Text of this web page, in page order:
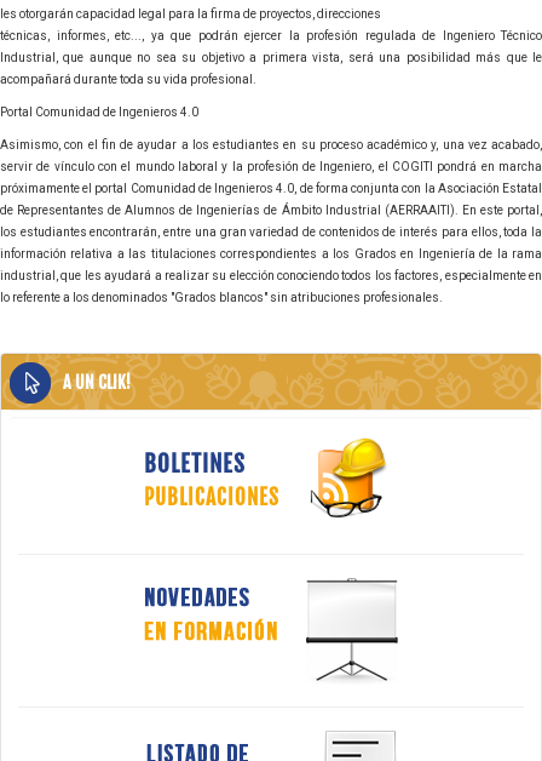
les otorgarán capacidad legal para la firma de proyectos, direcciones
técnicas, informes, etc..., ya que podrán ejercer la profesión regulada de Ingeniero Técnico
Industrial, que aunque no sea su objetivo a primera vista, será una posibilidad más que le
acompañará durante toda su vida profesional.
Portal Comunidad de Ingenieros 4.0
Asimismo, con el fin de ayudar a los estudiantes en su proceso académico y, una vez acabado,
servir de vínculo con el mundo laboral y la profesión de Ingeniero, el COGITI pondrá en marcha
próximamente el portal Comunidad de Ingenieros 4.0, de forma conjunta con la Asociación Estatal
de Representantes de Alumnos de Ingenierías de Ámbito Industrial (AERRAAITI). En este portal,
los estudiantes encontrarán, entre una gran variedad de contenidos de interés para ellos, toda la
información relativa a las titulaciones correspondientes a los Grados en Ingeniería de la rama
industrial, que les ayudará a realizar su elección conociendo todos los factores, especialmente en
lo referente a los denominados "Grados blancos" sin atribuciones profesionales.
A UN CLIK!